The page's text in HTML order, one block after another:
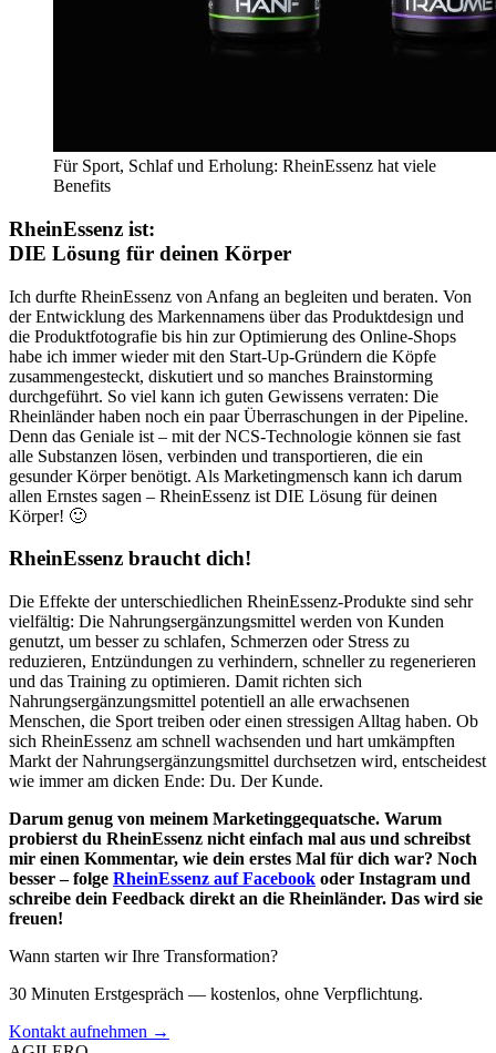
Für Sport, Schlaf und Erholung: RheinEssenz hat viele
Benefits
RheinEssenz ist:
DIE Lösung für deinen Körper
Ich durfte RheinEssenz von Anfang an begleiten und beraten. Von
der Entwicklung des Markennamens über das Produktdesign und
die Produktfotografie bis hin zur Optimierung des Online-Shops
habe ich immer wieder mit den Start-Up-Gründern die Köpfe
zusammengesteckt, diskutiert und so manches Brainstorming
durchgeführt. So viel kann ich guten Gewissens verraten: Die
Rheinländer haben noch ein paar Überraschungen in der Pipeline.
Denn das Geniale ist – mit der NCS-Technologie können sie fast
alle Substanzen lösen, verbinden und transportieren, die ein
gesunder Körper benötigt. Als Marketingmensch kann ich darum
allen Ernstes sagen – RheinEssenz ist DIE Lösung für deinen
Körper! 🙂
RheinEssenz braucht dich!
Die Effekte der unterschiedlichen RheinEssenz-Produkte sind sehr
vielfältig: Die Nahrungsergänzungsmittel werden von Kunden
genutzt, um besser zu schlafen, Schmerzen oder Stress zu
reduzieren, Entzündungen zu verhindern, schneller zu regenerieren
und das Training zu optimieren. Damit richten sich
Nahrungsergänzungsmittel potentiell an alle erwachsenen
Menschen, die Sport treiben oder einen stressigen Alltag haben. Ob
sich RheinEssenz am schnell wachsenden und hart umkämpften
Markt der Nahrungsergänzungsmittel durchsetzen wird, entscheidest
wie immer am dicken Ende: Du. Der Kunde.
Darum genug von meinem Marketinggequatsche. Warum
probierst du RheinEssenz nicht einfach mal aus und schreibst
mir einen Kommentar, wie dein erstes Mal für dich war? Noch
besser – folge RheinEssenz auf Facebook oder Instagram und
schreibe dein Feedback direkt an die Rheinländer. Das wird sie
freuen!
Wann starten wir Ihre Transformation?
30 Minuten Erstgespräch — kostenlos, ohne Verpflichtung.
Kontakt aufnehmen →